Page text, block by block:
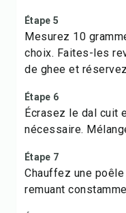
Étape 5
Mesurez 10
choix. Faites-les
de ghee et
Étape 6
Écrasez le dal cuit
nécessaire.
Étape 7
Chauffez une
remuant